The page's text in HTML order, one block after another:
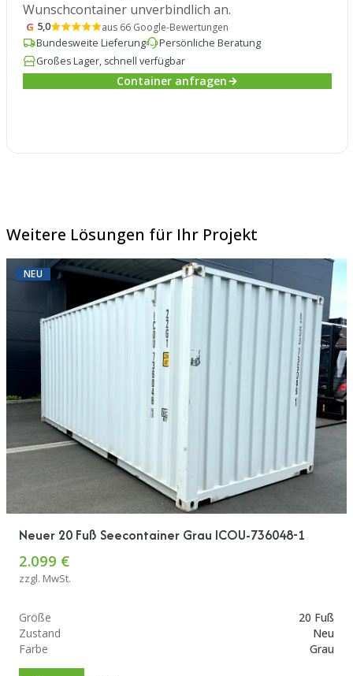
Wunschcontainer unverbindlich an.
G 5,0
aus 66 Google-Bewertungen
Bundesweite Lieferung
Persönliche Beratung
Großes Lager, schnell verfügbar
Container anfragen
Weitere Lösungen für Ihr Projekt
NEU
Neuer 20 Fuß Seecontainer Grau ICOU-736048-1
2.099 €
zzgl. MwSt.
Größe
20 Fuß
Zustand
Neu
Farbe
Grau